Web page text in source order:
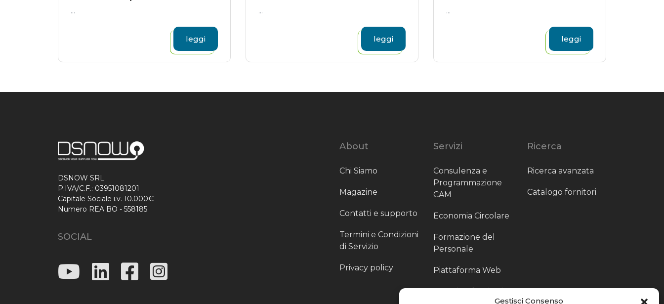
Gestisci Consenso
...
leggi
...
leggi
...
leggi
DSNOW SRL
P.IVA/C.F.: 03951081201
Capitale Sociale i.v. 10.000€
Numero REA BO - 558185
SOCIAL
About
Chi Siamo
Magazine
Contatti e supporto
Termini e Condizioni
di Servizio
Privacy policy
Servizi
Consulenza e
Programmazione
CAM
Economia Circolare
Formazione del
Personale
Piattaforma Web
Scouting fornitori
Ricerca
Ricerca avanzata
Catalogo fornitori